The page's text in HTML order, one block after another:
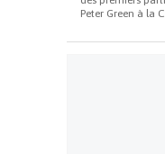
Peter Green à la